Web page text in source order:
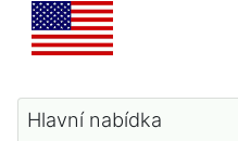
Přeskočit: Hlavní nabídka
Hlavní nabídka